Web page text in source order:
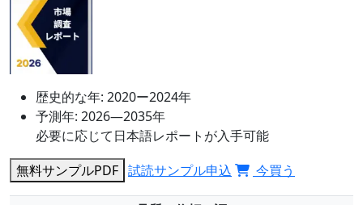
歴史的な年: 2020ー2024年
予測年: 2026―2035年
必要に応じて日本語レポートが入手可能
無料サンプルPDF 試読サンプル申込 今買う